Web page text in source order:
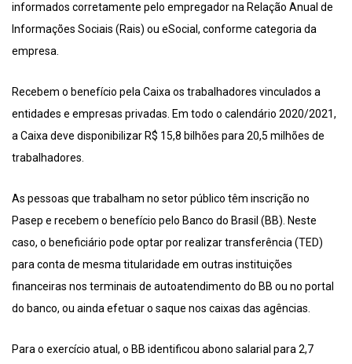
informados corretamente pelo empregador na Relação Anual de
Informações Sociais (Rais) ou eSocial, conforme categoria da
empresa.
Recebem o benefício pela Caixa os trabalhadores vinculados a
entidades e empresas privadas. Em todo o calendário 2020/2021,
a Caixa deve disponibilizar R$ 15,8 bilhões para 20,5 milhões de
trabalhadores.
As pessoas que trabalham no setor público têm inscrição no
Pasep e recebem o benefício pelo Banco do Brasil (BB). Neste
caso, o beneficiário pode optar por realizar transferência (TED)
para conta de mesma titularidade em outras instituições
financeiras nos terminais de autoatendimento do BB ou no portal
do banco, ou ainda efetuar o saque nos caixas das agências.
Para o exercício atual, o BB identificou abono salarial para 2,7